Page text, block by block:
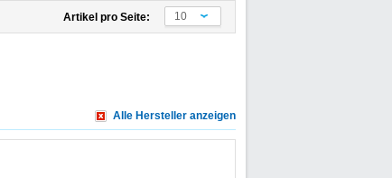
Artikel pro Seite: 10
Alle Hersteller anzeigen